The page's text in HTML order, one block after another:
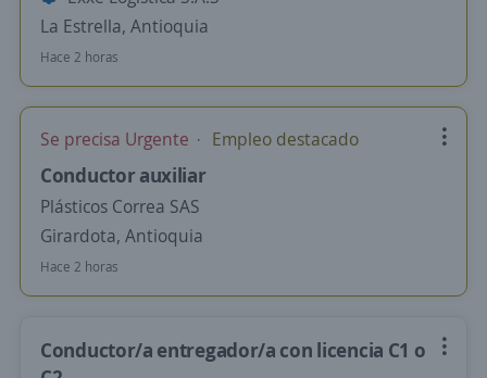
La Estrella, Antioquia
Hace 2 horas
Se precisa Urgente Empleo destacado
Conductor auxiliar
Plásticos Correa SAS
Girardota, Antioquia
Hace 2 horas
Conductor/a entregador/a con licencia C1 o